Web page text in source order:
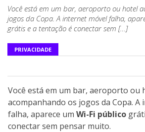
Você está em um bar, aeroporto ou hotel
jogos da Copa. A internet móvel falha,
grátis e a tentação é conectar sem […]
PRIVACIDADE
Você está em um bar, aeroporto ou
acompanhando os jogos da Copa. A
falha, aparece um Wi-Fi público
conectar sem pensar muito.